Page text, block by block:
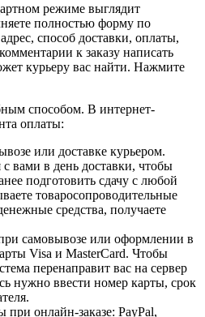
режиме выглядит
полностью форму по
способ доставки, оплаты,
к заказу написать
курьеру вас найти. Нажмите
способом. В интернет-
оплаты:
или доставке курьером.
вами в день доставки, чтобы
подготовить сдачу с любой
товаросопроводительные
средства, получаете
самовывозе или оформлении в
Visa и MasterCard. Чтобы
перенаправит вас на сервер
нужно ввести номер карты, срок
онлайн-заказе: PayPal,